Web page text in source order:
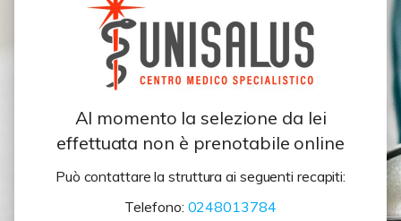
Al momento la selezione da lei
effettuata non è prenotabile online
Può contattare la struttura ai seguenti recapiti:
Telefono: 0248013784